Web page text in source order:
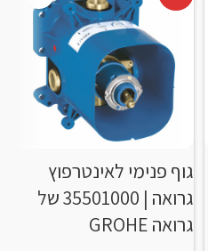
‏גוף פנימי לאינטרפוץ
גרואה | 35501000 של
גרואה GROHE